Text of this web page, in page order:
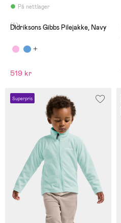
På nettlager
(4)
Didriksons Gibbs Pilejakke, Navy
519 kr
Superpris